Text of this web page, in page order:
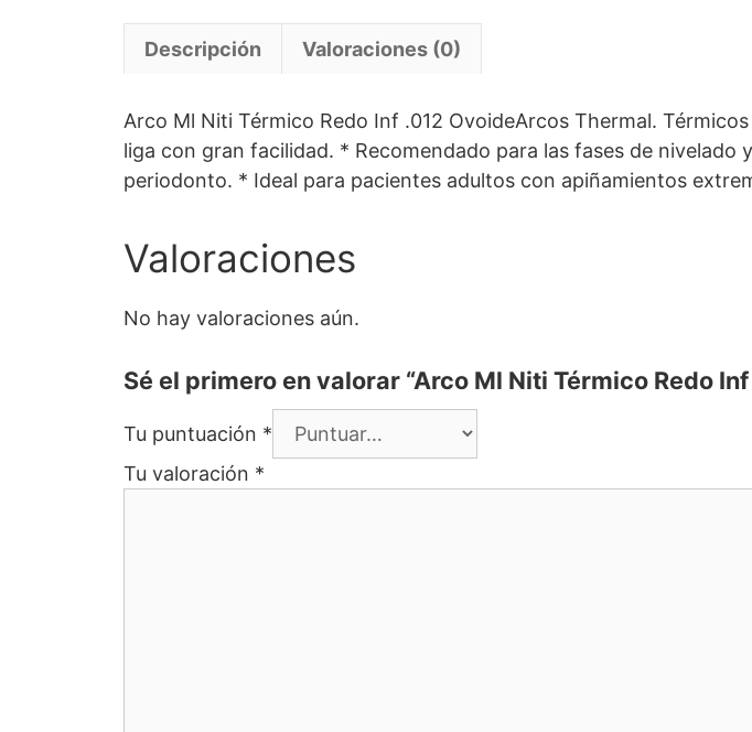
Descripción Valoraciones (0)
Arco Ml Niti Térmico Redo Inf .012 OvoideArcos Thermal.
liga con gran facilidad. * Recomendado para las fases de
periodonto. * Ideal para pacientes adultos con apiñamientos
Valoraciones
No hay valoraciones aún.
Sé el primero en valorar “Arco Ml Niti Térmico Redo
Tu puntuación *
Tu valoración *